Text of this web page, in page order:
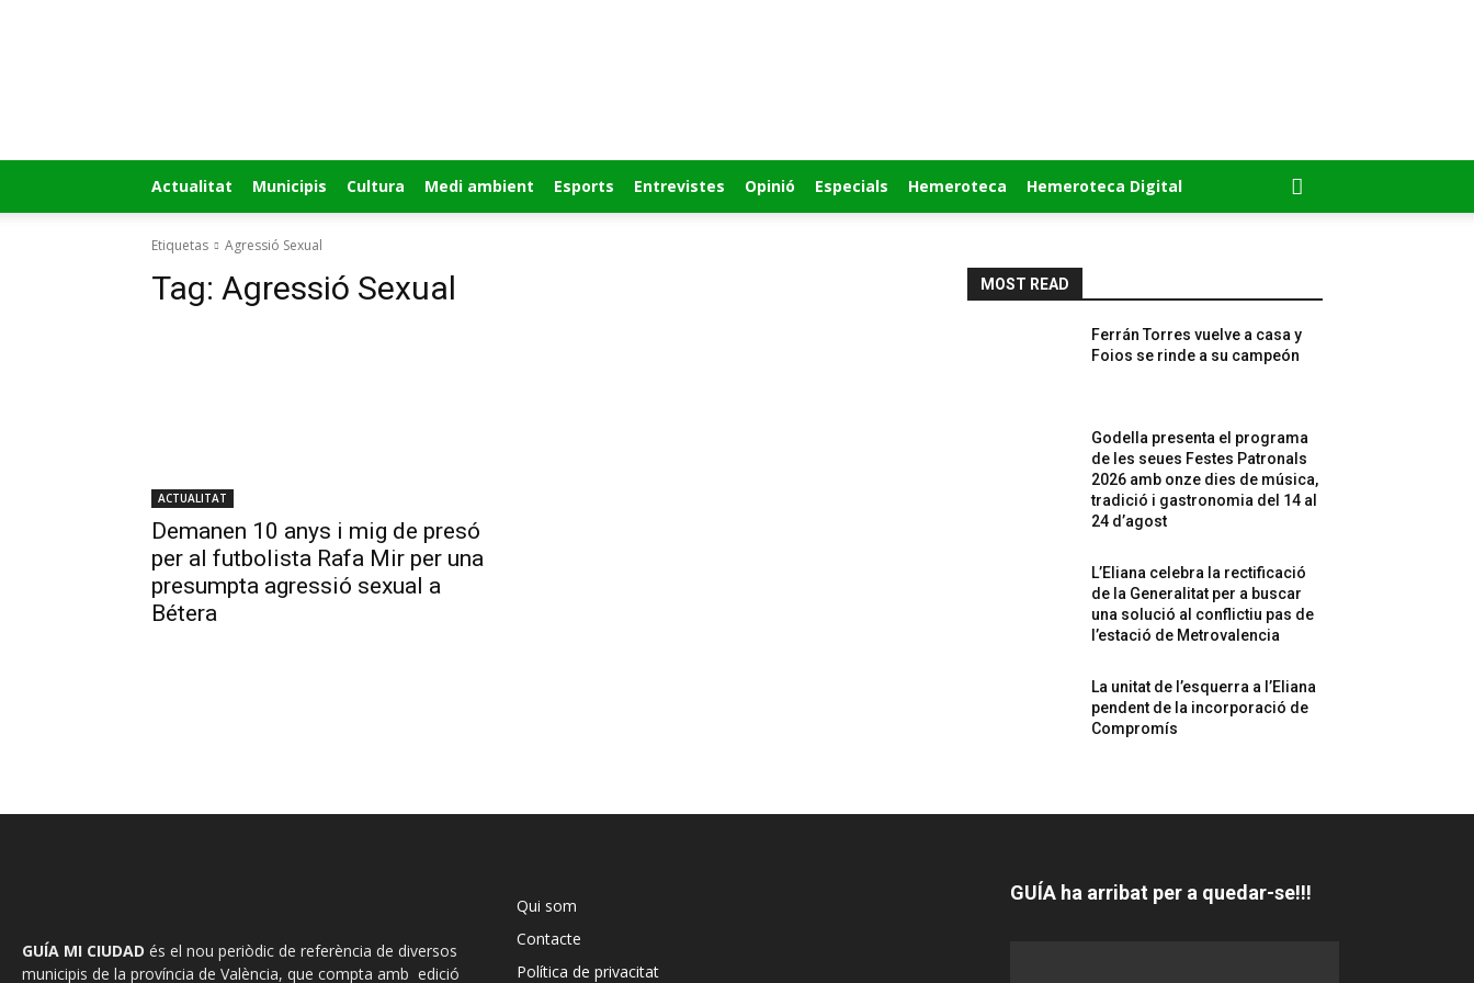
Actualitat Municipis Cultura Medi ambient Esports Entrevistes Opinió Especials Hemeroteca Hemeroteca Digital
Etiquetas Agressió Sexual
Tag: Agressió Sexual
ACTUALITAT
Demanen 10 anys i mig de presó
per al futbolista Rafa Mir per una
presumpta agressió sexual a
Bétera
MOST READ
Ferrán Torres vuelve a casa y
Foios se rinde a su campeón
Godella presenta el programa
de les seues Festes Patronals
2026 amb onze dies de música,
tradició i gastronomia del 14 al
24 d’agost
L’Eliana celebra la rectificació
de la Generalitat per a buscar
una solució al conflictiu pas de
l’estació de Metrovalencia
La unitat de l’esquerra a l’Eliana
pendent de la incorporació de
Compromís
GUÍA MI CIUDAD és el nou periòdic de referència de diversos
municipis de la província de València, que compta amb edició
Qui som
Contacte
Política de privacitat
GUÍA ha arribat per a quedar-se!!!